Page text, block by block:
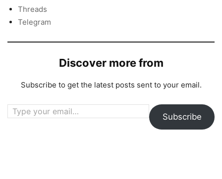
Threads
Telegram
Discover more from
Subscribe to get the latest posts sent to your email.
Type your email…
Subscribe